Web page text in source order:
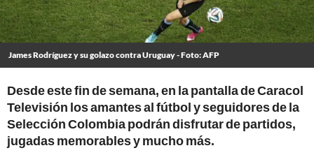
James Rodríguez y su golazo contra Uruguay - Foto: AFP
Desde este fin de semana, en la pantalla de Caracol
Televisión los amantes al fútbol y seguidores de la
Selección Colombia podrán disfrutar de partidos,
jugadas memorables y mucho más.